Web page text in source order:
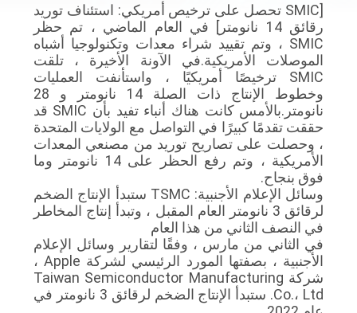
أخبار
اطلب
اقتباس
خريطة
الموقع
PRIVACY
POLICY
[SMIC تحصل على ترخيص أمريكي: استئناف توريد
رقائق 14 نانومتر] في العام الماضي ، تم حظر
SMIC ، وتم تقييد شراء معدات وتكنولوجيا أشباه
الموصلات الأمريكية.في الآونة الأخيرة ، تلقت
SMIC ترخيصًا أمريكيًا ، واستأنفت العمليات
وخطوط الإنتاج ذات الصلة 14 نانومتر و 28
نانومتر.بالأمس كانت هناك أنباء تفيد بأن SMIC قد
حققت تقدمًا كبيرًا في التواصل مع الولايات المتحدة
، وحصلت على تصاريح توريد من مصنعي المعدات
الأمريكية ، وتم رفع الحظر على 14 نانومتر وما
فوق بنجاح.
وسائل الإعلام الأجنبية: TSMC ستبدأ الإنتاج الضخم
لرقائق 3 نانومتر العام المقبل ، وتبدأ إنتاج المخاطر
في النصف الثاني من هذا العام
في الثاني من مارس ، وفقًا لتقارير وسائل الإعلام
الأجنبية ، بصفتها المورد الرئيسي لشركة Apple ،
شركة Taiwan Semiconductor Manufacturing
Co.، Ltd. ستبدأ الإنتاج الضخم لرقائق 3 نانومتر في